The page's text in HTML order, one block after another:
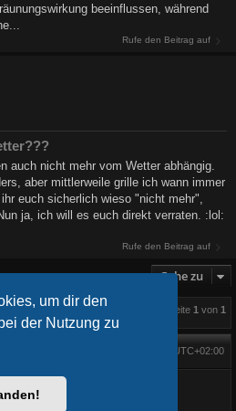
um dir den
der Nutzung zu
beeinflussen, während
Rufe den Beitrag auf
auch nicht mehr vom Wetter abhängig.
aber mittlerweile grille ich wann immer
euch sicherlich wieso "nicht mehr",
ja, ich will es euch direkt verraten. :lol:
Rufe den Beitrag auf
Gehe zu
Die Suche ergab 3 Treffer • Seite 1 von 1
UTC+02:00
phpBB Limited